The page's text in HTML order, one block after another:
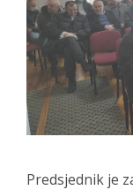
Predsjednik je